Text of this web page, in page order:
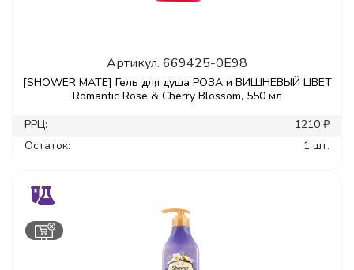
Артикул. 669425-0E98
[SHOWER MATE] Гель для душа РОЗА и ВИШНЕВЫЙ ЦВЕТ
Romantic Rose & Cherry Blossom, 550 мл
РРЦ:
1210 ₽
Остаток:
1 шт.